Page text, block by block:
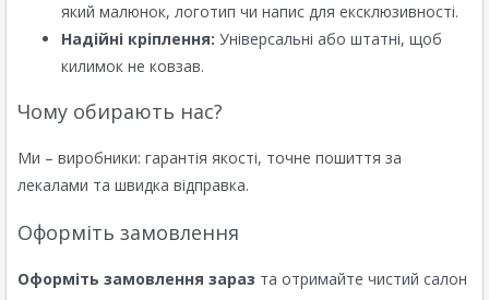
який малюнок, логотип чи напис для ексклюзивності.
Надійні кріплення: Універсальні або штатні, щоб
килимок не ковзав.
Чому обирають нас?
Ми – виробники: гарантія якості, точне пошиття за
лекалами та швидка відправка.
Оформіть замовлення
Оформіть замовлення зараз та отримайте чистий салон